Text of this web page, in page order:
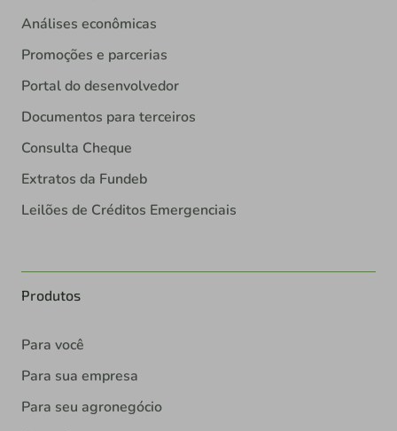
Análises econômicas
Promoções e parcerias
Portal do desenvolvedor
Documentos para terceiros
Consulta Cheque
Extratos da Fundeb
Leilões de Créditos Emergenciais
Produtos
Para você
Para sua empresa
Para seu agronegócio